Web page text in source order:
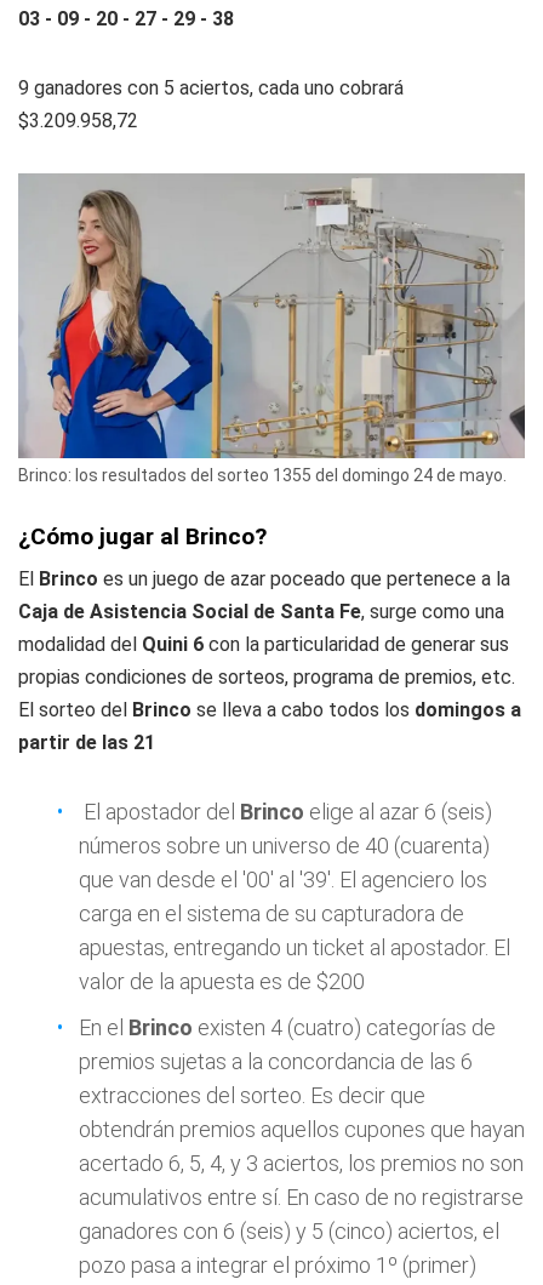
03 - 09 - 20 - 27 - 29 - 38
9 ganadores con 5 aciertos, cada uno cobrará
$3.209.958,72
Brinco: los resultados del sorteo 1355 del domingo 24 de mayo.
¿Cómo jugar al Brinco?
El Brinco es un juego de azar poceado que pertenece a la
Caja de Asistencia Social de Santa Fe, surge como una
modalidad del Quini 6 con la particularidad de generar sus
propias condiciones de sorteos, programa de premios, etc.
El sorteo del
Brinco se lleva a cabo todos los domingos a
partir de las 21
El apostador del Brinco elige al azar 6 (seis)
números sobre un universo de 40 (cuarenta)
que van desde el '00' al '39'. El agenciero los
carga en el sistema de su capturadora de
apuestas, entregando un ticket al apostador. El
valor de la apuesta es de $200
En el Brinco existen 4 (cuatro) categorías de
premios sujetas a la concordancia de las 6
extracciones del sorteo. Es decir que
obtendrán premios aquellos cupones que hayan
acertado 6, 5, 4, y 3 aciertos, los premios no son
acumulativos entre sí. En caso de no registrarse
ganadores con 6 (seis) y 5 (cinco) aciertos, el
pozo pasa a integrar el próximo 1º (primer)